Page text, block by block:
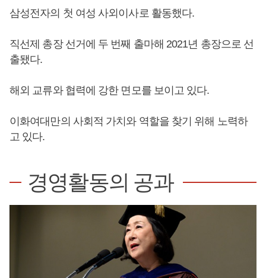
삼성전자의 첫 여성 사외이사로 활동했다.
직선제 총장 선거에 두 번째 출마해 2021년 총장으로 선
출됐다.
해외 교류와 협력에 강한 면모를 보이고 있다.
이화여대만의 사회적 가치와 역할을 찾기 위해 노력하
고 있다.
경영활동의 공과